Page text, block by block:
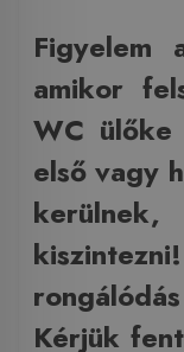
Figyelem
amikor
WC ülőke
első vagy
Kérjük